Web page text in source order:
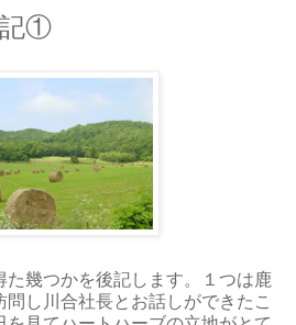
記①
幾つかを後記します。１つは鹿
し川合社長とお話しができたこ